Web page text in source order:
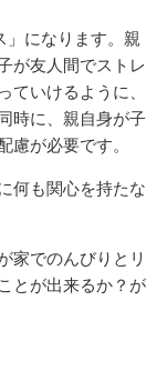
」になります。親
が友人間でストレ
ていけるように、
時に、親自身が子
慮が必要です。
何も関心を持たな
家でのんびりとリ
とが出来るか？が